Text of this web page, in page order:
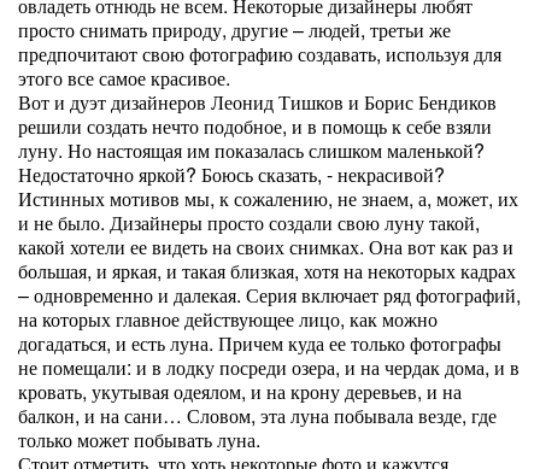
просто снимать природу, другие – людей, третьи же
предпочитают свою фотографию создавать, используя для
этого все самое красивое.
Вот и дуэт дизайнеров Леонид Тишков и Борис Бендиков
решили создать нечто подобное, и в помощь к себе взяли
луну. Но настоящая им показалась слишком маленькой?
Недостаточно яркой? Боюсь сказать, - некрасивой?
Истинных мотивов мы, к сожалению, не знаем, а, может, их
и не было. Дизайнеры просто создали свою луну такой,
какой хотели ее видеть на своих снимках. Она вот как раз и
большая, и яркая, и такая близкая, хотя на некоторых кадрах
– одновременно и далекая. Серия включает ряд фотографий,
на которых главное действующее лицо, как можно
догадаться, и есть луна. Причем куда ее только фотографы
не помещали: и в лодку посреди озера, и на чердак дома, и в
кровать, укутывая одеялом, и на крону деревьев, и на
балкон, и на сани… Словом, эта луна побывала везде, где
только может побывать луна.